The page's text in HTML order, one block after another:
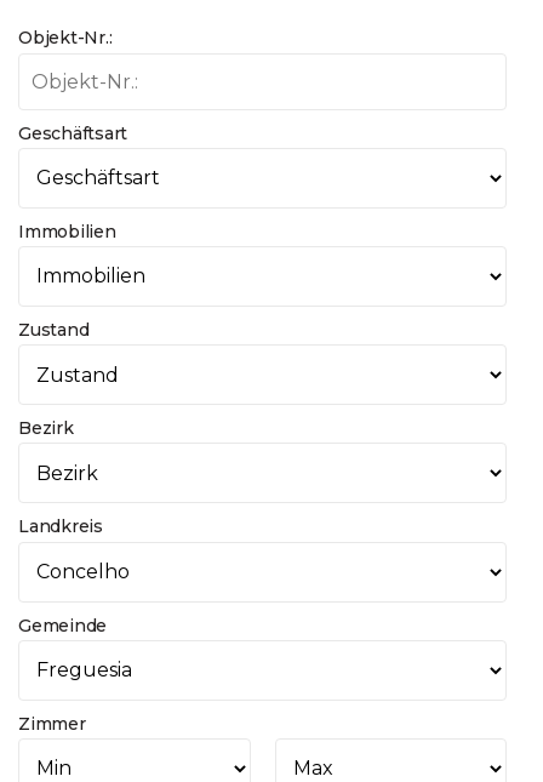
Objekt-Nr.:
Geschäftsart
Immobilien
Zustand
Bezirk
Landkreis
Gemeinde
Zimmer